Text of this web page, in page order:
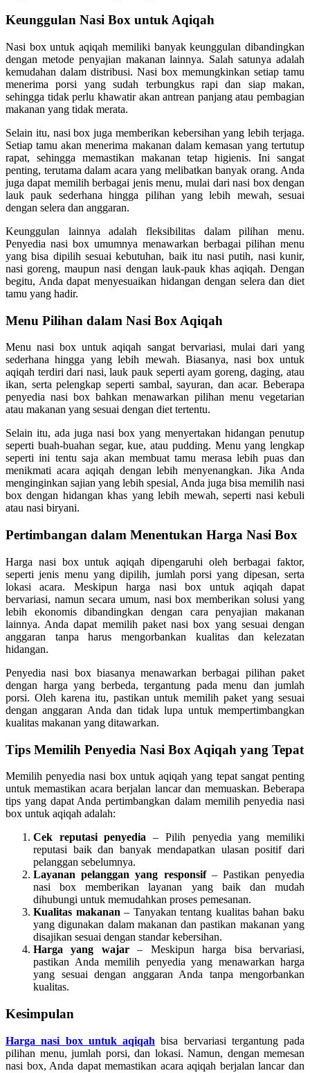
Keunggulan Nasi Box untuk Aqiqah
Nasi box untuk aqiqah memiliki banyak keunggulan dibandingkan
dengan metode penyajian makanan lainnya. Salah satunya adalah
kemudahan dalam distribusi. Nasi box memungkinkan setiap tamu
menerima porsi yang sudah terbungkus rapi dan siap makan,
sehingga tidak perlu khawatir akan antrean panjang atau pembagian
makanan yang tidak merata.
Selain itu, nasi box juga memberikan kebersihan yang lebih terjaga.
Setiap tamu akan menerima makanan dalam kemasan yang tertutup
rapat, sehingga memastikan makanan tetap higienis. Ini sangat
penting, terutama dalam acara yang melibatkan banyak orang. Anda
juga dapat memilih berbagai jenis menu, mulai dari nasi box dengan
lauk pauk sederhana hingga pilihan yang lebih mewah, sesuai
dengan selera dan anggaran.
Keunggulan lainnya adalah fleksibilitas dalam pilihan menu.
Penyedia nasi box umumnya menawarkan berbagai pilihan menu
yang bisa dipilih sesuai kebutuhan, baik itu nasi putih, nasi kunir,
nasi goreng, maupun nasi dengan lauk-pauk khas aqiqah. Dengan
begitu, Anda dapat menyesuaikan hidangan dengan selera dan diet
tamu yang hadir.
Menu Pilihan dalam Nasi Box Aqiqah
Menu nasi box untuk aqiqah sangat bervariasi, mulai dari yang
sederhana hingga yang lebih mewah. Biasanya, nasi box untuk
aqiqah terdiri dari nasi, lauk pauk seperti ayam goreng, daging, atau
ikan, serta pelengkap seperti sambal, sayuran, dan acar. Beberapa
penyedia nasi box bahkan menawarkan pilihan menu vegetarian
atau makanan yang sesuai dengan diet tertentu.
Selain itu, ada juga nasi box yang menyertakan hidangan penutup
seperti buah-buahan segar, kue, atau pudding. Menu yang lengkap
seperti ini tentu saja akan membuat tamu merasa lebih puas dan
menikmati acara aqiqah dengan lebih menyenangkan. Jika Anda
menginginkan sajian yang lebih spesial, Anda juga bisa memilih nasi
box dengan hidangan khas yang lebih mewah, seperti nasi kebuli
atau nasi biryani.
Pertimbangan dalam Menentukan Harga Nasi Box
Harga nasi box untuk aqiqah dipengaruhi oleh berbagai faktor,
seperti jenis menu yang dipilih, jumlah porsi yang dipesan, serta
lokasi acara. Meskipun harga nasi box untuk aqiqah dapat
bervariasi, namun secara umum, nasi box memberikan solusi yang
lebih ekonomis dibandingkan dengan cara penyajian makanan
lainnya. Anda dapat memilih paket nasi box yang sesuai dengan
anggaran tanpa harus mengorbankan kualitas dan kelezatan
hidangan.
Penyedia nasi box biasanya menawarkan berbagai pilihan paket
dengan harga yang berbeda, tergantung pada menu dan jumlah
porsi. Oleh karena itu, pastikan untuk memilih paket yang sesuai
dengan anggaran Anda dan tidak lupa untuk mempertimbangkan
kualitas makanan yang ditawarkan.
Tips Memilih Penyedia Nasi Box Aqiqah yang Tepat
Memilih penyedia nasi box untuk aqiqah yang tepat sangat penting
untuk memastikan acara berjalan lancar dan memuaskan. Beberapa
tips yang dapat Anda pertimbangkan dalam memilih penyedia nasi
box untuk aqiqah adalah:
Cek reputasi penyedia – Pilih penyedia yang memiliki
reputasi baik dan banyak mendapatkan ulasan positif dari
pelanggan sebelumnya.
Layanan pelanggan yang responsif– Pastikan penyedia
nasi box memberikan layanan yang baik dan mudah
dihubungi untuk memudahkan proses pemesanan.
Kualitas makanan – Tanyakan tentang kualitas bahan baku
yang digunakan dalam makanan dan pastikan makanan yang
disajikan sesuai dengan standar kebersihan.
Harga yang wajar– Meskipun harga bisa bervariasi,
pastikan Anda memilih penyedia yang menawarkan harga
yang sesuai dengan anggaran Anda tanpa mengorbankan
kualitas.
Kesimpulan
Harga nasi box untuk aqiqah bisa bervariasi tergantung pada
pilihan menu, jumlah porsi, dan lokasi. Namun, dengan memesan
nasi box, Anda dapat memastikan acara aqiqah berjalan lancar dan